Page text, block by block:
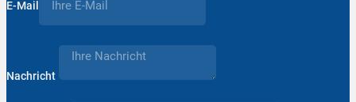
E-Mail
Nachricht